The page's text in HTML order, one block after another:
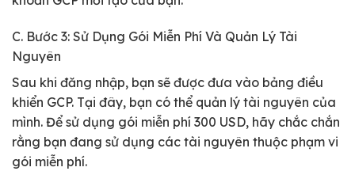
C. Bước 3: Sử Dụng Gói Miễn Phí Và Quản Lý Tài
Nguyên
Sau khi đăng nhập, bạn sẽ được đưa vào bảng điều
khiển GCP. Tại đây, bạn có thể quản lý tài nguyên của
mình. Để sử dụng gói miễn phí 300 USD, hãy chắc chắn
rằng bạn đang sử dụng các tài nguyên thuộc phạm vi
gói miễn phí.